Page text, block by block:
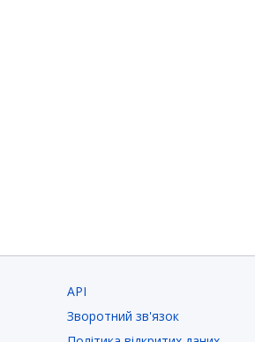
API
Зворотний зв'язок